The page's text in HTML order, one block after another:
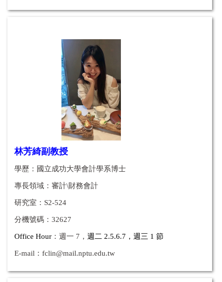
林芳綺副教授
學歷：國立成功大學會計學系博士
專長領域：審計\財務會計
研究室：S2-524
分機號碼：32627
Office Hour ：週一 7， 週二 2.5.6.7， 週三 1 節
E-mail： fclin@mail.nptu.edu.tw